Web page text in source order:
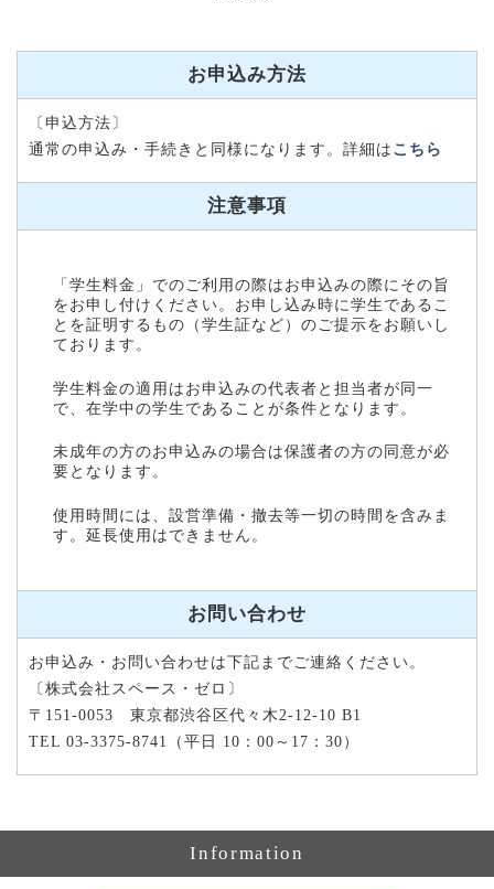
お申込み方法
〔申込方法〕
通常の申込み・手続きと同様になります。詳細は こちら
注意事項
「学生料金」でのご利用の際はお申込みの際にその旨
をお申し付けください。お申し込み時に学生であるこ
とを証明するもの（学生証など）のご提示をお願いし
ております。
学生料金の適用はお申込みの代表者と担当者が同一
で、在学中の学生であることが条件となります。
未成年の方のお申込みの場合は保護者の方の同意が必
要となります。
使用時間には、設営準備・撤去等一切の時間を含みま
す。延長使用はできません。
お問い合わせ
お申込み・お問い合わせは下記までご連絡ください。
〔株式会社スペース・ゼロ〕
〒151-0053 東京都渋谷区代々木2-12-10 B1
TEL 03-3375-8741（平日 10：00～17：30）
Information